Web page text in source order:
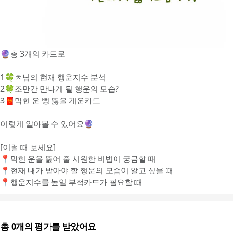
🔮총 3개의 카드로
1🍀ㅊ님의 현재 행운지수 분석
2🍀조만간 만나게 될 행운의 모습?
3🧧막힌 운 뻥 뚫을 개운카드
이렇게 알아볼 수 있어요🔮
[이럴 때 보세요]
📍막힌 운을 뚫어 줄 시원한 비법이 궁금할 때
📍현재 내가 받아야 할 행운의 모습이 알고 싶을 때
📍행운지수를 높일 부적카드가 필요할 때
총0개의 평가를 받았어요